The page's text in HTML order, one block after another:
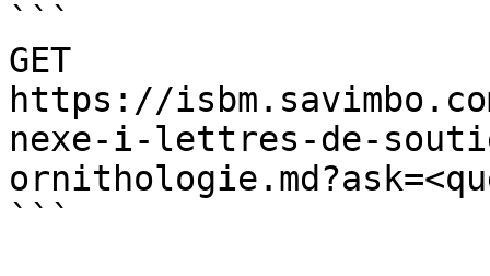
```
GET
https://
nexe-i-lettres-de-
```